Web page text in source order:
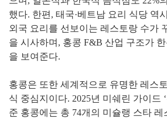
했다. 한편, 태국·베트남 요리 식당 역
외국 요리를 선보이는 레스토랑 수가
을 시사하며, 홍콩 F&B 산업 구조가
을 보여준다.
홍콩은 또한 세계적으로 유명한 레스
식 중심지이다. 2025년 미쉐린 가이드 ‘
준 홍콩에는 총 74개의 미슐랭 스타 레